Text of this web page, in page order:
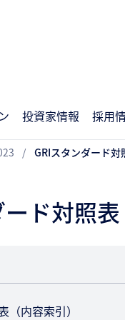
投資家情報 採用
GRIスタンダード対
ド対照表
（内容索引）